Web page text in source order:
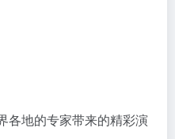
各地的专家带来的精彩演